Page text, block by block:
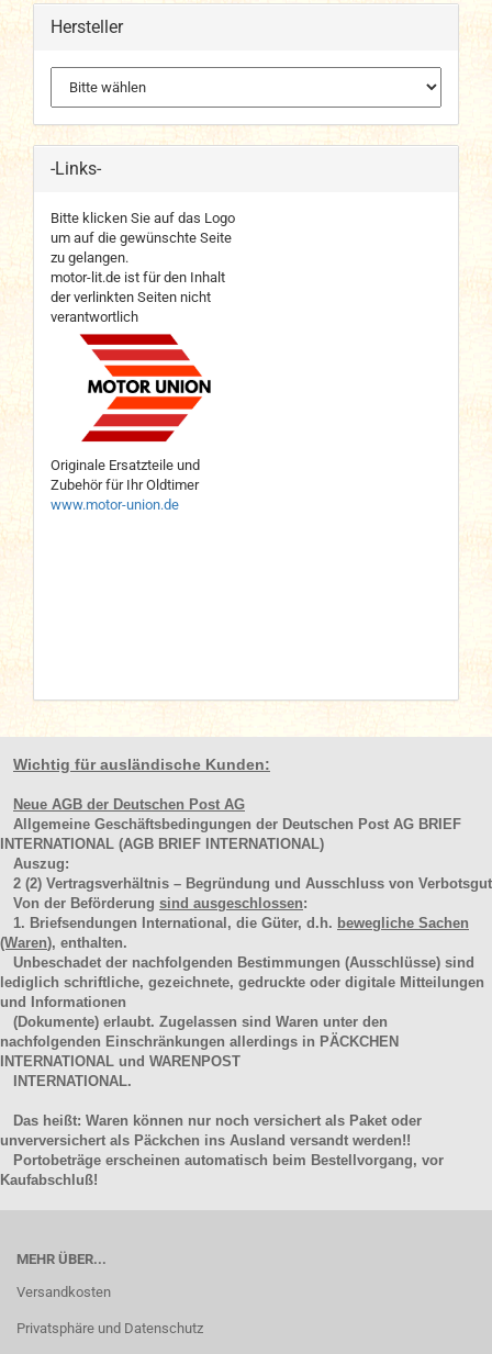
Hersteller
-Links-
Bitte klicken Sie auf das Logo
um auf die gewünschte Seite
zu gelangen.
motor-lit.de ist für den Inhalt
der verlinkten Seiten nicht
verantwortlich
Originale Ersatzteile und
Zubehör für Ihr Oldtimer
www.motor-union.de
Wichtig für ausländische Kunden:
Neue AGB der Deutschen Post AG
Allgemeine Geschäftsbedingungen der Deutschen Post AG BRIEF
INTERNATIONAL (AGB BRIEF INTERNATIONAL)
Auszug:
2 (2) Vertragsverhältnis – Begründung und Ausschluss von Verbotsgut
Von der Beförderung sind ausgeschlossen:
1. Briefsendungen International, die Güter, d.h. bewegliche Sachen
(Waren), enthalten.
Unbeschadet der nachfolgenden Bestimmungen (Ausschlüsse) sind
lediglich schriftliche, gezeichnete, gedruckte oder digitale Mitteilungen
und Informationen
(Dokumente) erlaubt. Zugelassen sind Waren unter den
nachfolgenden Einschränkungen allerdings in PÄCKCHEN
INTERNATIONAL und WARENPOST
INTERNATIONAL.
Das heißt: Waren können nur noch versichert als Paket oder
unverversichert als Päckchen ins Ausland versandt werden!!
Portobeträge erscheinen automatisch beim Bestellvorgang, vor
Kaufabschluß!
MEHR ÜBER...
Versandkosten
Privatsphäre und Datenschutz